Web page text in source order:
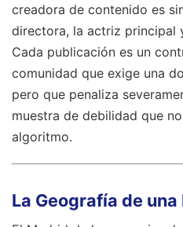
creadora de contenido es
directora, la actriz principal
Cada publicación es un
comunidad que exige una
pero que penaliza
muestra de debilidad que
algoritmo.
La Geografía de una